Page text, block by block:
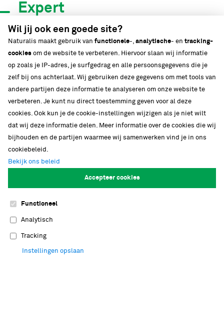
Expert
in biodiversiteit
onderzoeksgroepen. Naturalis biedt jong
wetenschappelijk talent graag de ruimte om
Wil jij ook een goede site?
Naturalis maakt gebruik van functionele-, analytische- en tracking-
cookies om de website te verbeteren. Hiervoor slaan wij informatie
op zoals je IP-adres, je surfgedrag en alle persoonsgegevens die je
zelf bij ons achterlaat. Wij gebruiken deze gegevens om met tools van
andere partijen deze informatie te analyseren om onze website te
verbeteren. Je kunt nu direct toestemming geven voor al deze
cookies. Ook kun je de cookie-instellingen wijzigen als je niet wilt
dat wij deze informatie delen. Meer informatie over de cookies die wij
bijhouden en de partijen waarmee wij samenwerken vind je in ons
cookiebeleid.
Bekijk ons beleid
Accepteer cookies
Functioneel
Analytisch
Tracking
Instellingen opslaan